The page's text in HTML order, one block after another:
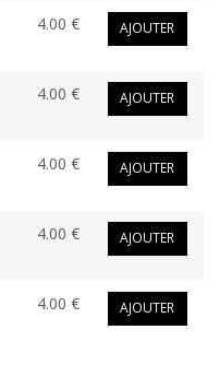
4.00 € AJOUTER
4.00 € AJOUTER
4.00 € AJOUTER
4.00 € AJOUTER
4.00 € AJOUTER